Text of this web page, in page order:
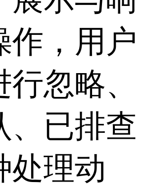
作，用户
忽略、
、已排查
处理动